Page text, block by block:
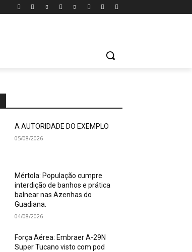
A AUTORIDADE DO EXEMPLO
05/08/2026
Mértola: População cumpre
interdição de banhos e prática
balnear nas Azenhas do
Guadiana.
04/08/2026
Força Aérea: Embraer A-29N
Super Tucano visto com pod